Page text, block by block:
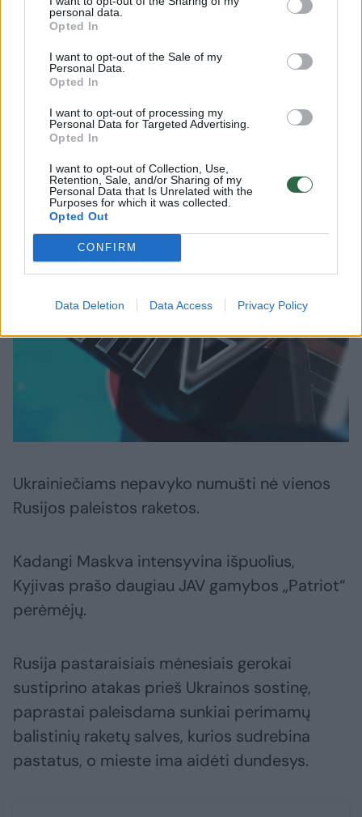
personal data.
Opted In
I want to opt-out of the Sale of my
Personal Data.
Opted In
I want to opt-out of processing my
Personal Data for Targeted Advertising.
Opted In
I want to opt-out of Collection, Use,
Retention, Sale, and/or Sharing of my
Personal Data that Is Unrelated with the
Purposes for which it was collected.
Opted Out
CONFIRM
Data Deletion Data Access Privacy Policy
Ukrainos valdžios institucijos trečiadienį
smūgius Kyjive ir aplinkiniame regione žuvo
mažiausiai 17 žmonių, o dar per 40 buvo
sužeista.
V. Zalužno pasisakymą laiko bandymu
įsitvirtinti Ukrainos politikoje: jis yra
neteisus
Ukrainiečiams nepavyko numušti nė vienos
Rusijos paleistos raketos.
Kadangi Maskva intensyvina išpuolius,
Kyjivas prašo daugiau JAV gamybos „Patriot“
perėmėjų.
Rusija pastaraisiais mėnesiais gerokai
sustiprino atakas prieš Ukrainos sostinę,
paprastai paleisdama sunkiai perimamų
balistinių raketų salves, kurios sudrebina
pastatus, o mieste ima aidėti dundesys.